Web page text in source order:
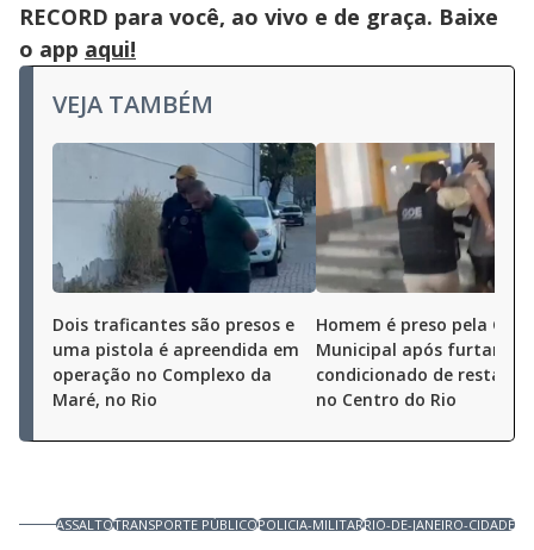
RECORD para você, ao vivo e de graça. Baixe
o app aqui!
VEJA TAMBÉM
Dois traficantes são presos e
uma pistola é apreendida em
operação no Complexo da
Maré, no Rio
Homem é preso pela
Municipal após furtar ar-
condicionado de
no Centro do Rio
ASSALTOTRANSPORTE PÚBLICOPOLICIA-MILITARRIO-DE-JANEIRO-CIDADE